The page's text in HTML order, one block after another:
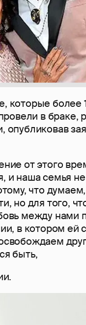
более
в браке,
от этого
и наша семья
что думаем,
но для того,
между нами
в котором ей
быть,